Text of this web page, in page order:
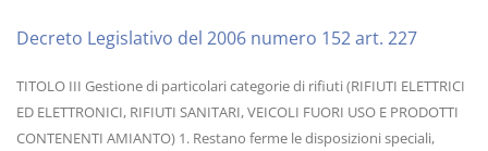
Decreto Legislativo del 2006 numero 152 art. 227
TITOLO III Gestione di particolari categorie di rifiuti (RIFIUTI ELETTRICI
ED ELETTRONICI, RIFIUTI SANITARI, VEICOLI FUORI USO E PRODOTTI
CONTENENTI AMIANTO) 1. Restano ferme le disposizioni speciali,